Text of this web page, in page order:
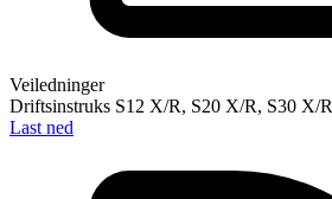
Veiledninger
Driftsinstruks S12 X/R, S20 X/R, S30 X/R
Last ned